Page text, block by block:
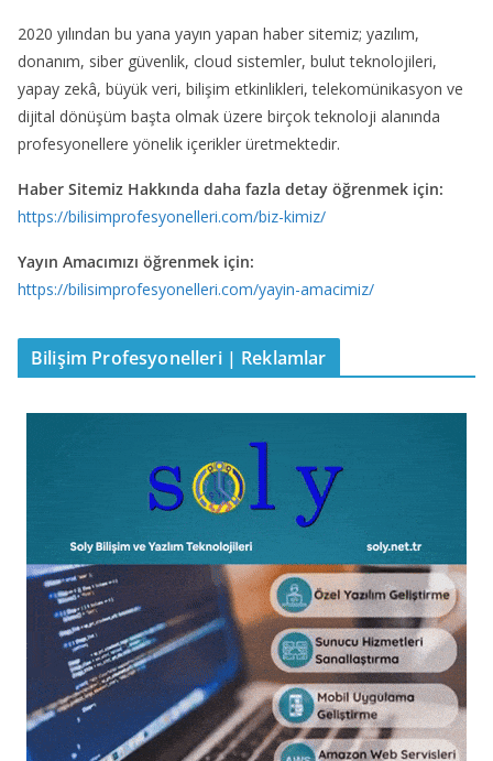
2020 yılından bu yana yayın yapan haber sitemiz; yazılım,
donanım, siber güvenlik, cloud sistemler, bulut teknolojileri,
yapay zekâ, büyük veri, bilişim etkinlikleri, telekomünikasyon ve
dijital dönüşüm başta olmak üzere birçok teknoloji alanında
profesyonellere yönelik içerikler üretmektedir.
Haber Sitemiz Hakkında daha fazla detay öğrenmek için:
https://bilisimprofesyonelleri.com/biz-kimiz/
Yayın Amacımızı öğrenmek için:
https://bilisimprofesyonelleri.com/yayin-amacimiz/
Bilişim Profesyonelleri | Reklamlar